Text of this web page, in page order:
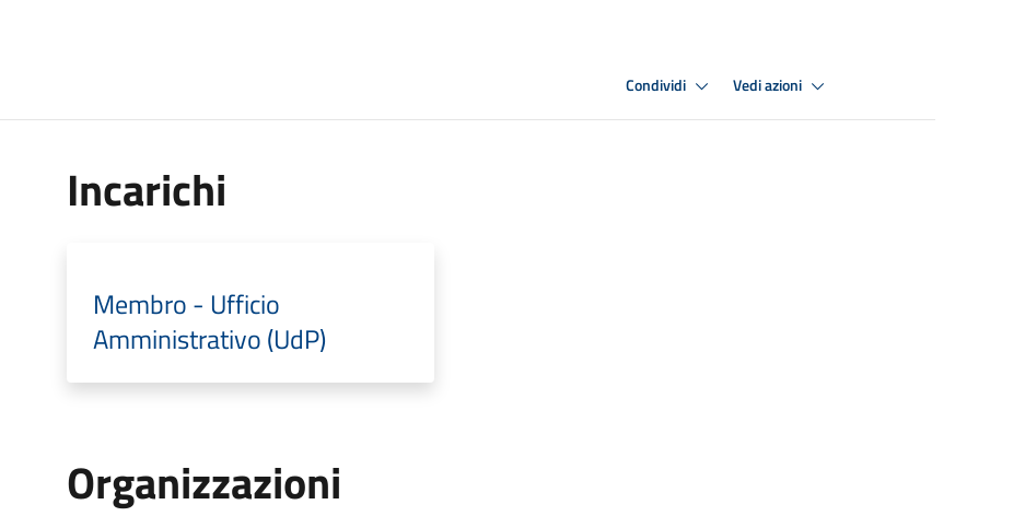
Condividi Vedi azioni
Incarichi
Membro - Ufficio
Amministrativo (UdP)
Organizzazioni